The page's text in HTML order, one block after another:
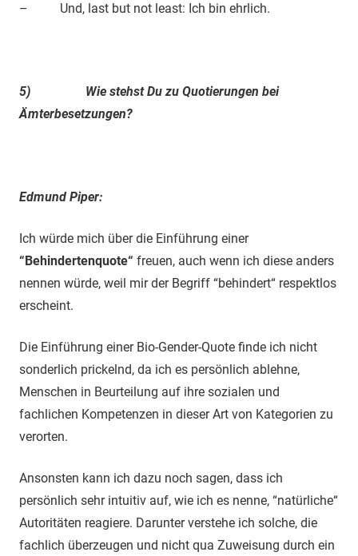
– Und, last but not least: Ich bin ehrlich.
5) Wie stehst Du zu Quotierungen bei
Ämterbesetzungen?
Edmund Piper:
Ich würde mich über die Einführung einer
“Behindertenquote“ freuen, auch wenn ich diese anders
nennen würde, weil mir der Begriff “behindert“ respektlos
erscheint.
Die Einführung einer Bio-Gender-Quote finde ich nicht
sonderlich prickelnd, da ich es persönlich ablehne,
Menschen in Beurteilung auf ihre sozialen und
fachlichen Kompetenzen in dieser Art von Kategorien zu
verorten.
Ansonsten kann ich dazu noch sagen, dass ich
persönlich sehr intuitiv auf, wie ich es nenne, “natürliche“
Autoritäten reagiere. Darunter verstehe ich solche, die
fachlich überzeugen und nicht qua Zuweisung durch ein